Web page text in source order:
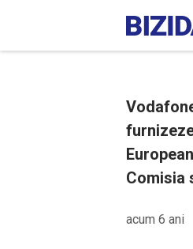
Comisia
acum 6 ani